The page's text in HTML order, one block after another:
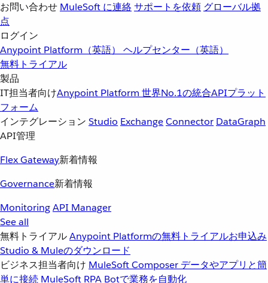
お問い合わせ MuleSoft に連絡サポートを依頼 グローバル拠
点
ログイン
Anypoint Platform（英語） ヘルプセンター（英語）
無料トライアル
製品
IT担当者向けAnypoint Platform 世界No.1の統合APIプラット
フォーム
インテグレーション Studio ExchangeConnector DataGraph
API管理
Flex Gateway新着情報
Governance新着情報
MonitoringAPI Manager
See all
無料トライアルAnypoint Platformの無料トライアルお申込み
Studio & Muleのダウンロード
ビジネス担当者向け MuleSoft Composer データやアプリと簡
単に接続 MuleSoft RPA Botで業務を自動化